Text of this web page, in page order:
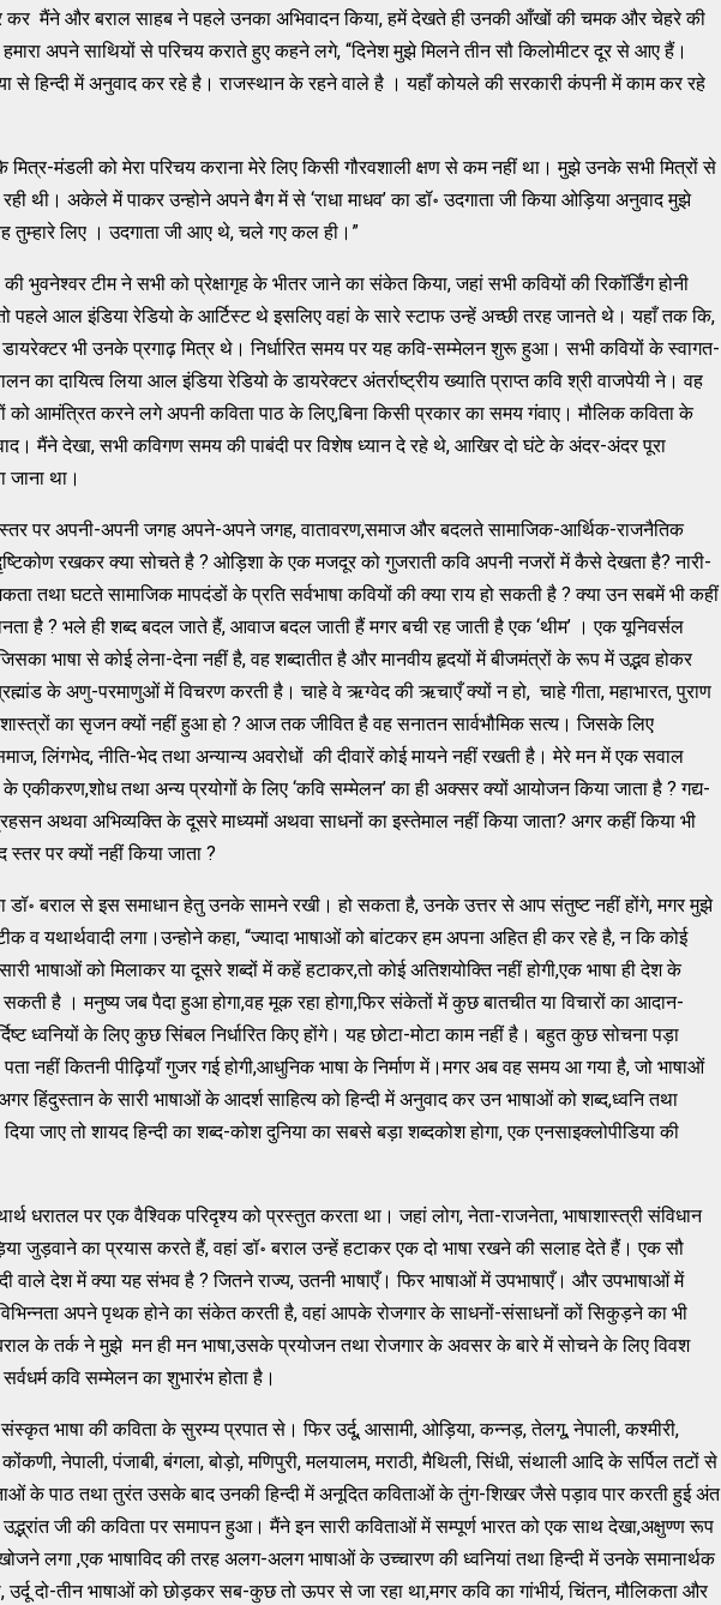
मैंने और बराल साहब ने पहले उनका अभिवादन किया, हमें देखते ही उनकी आँखों की चमक और चेहरे की
अपने साथियों से परिचय कराते हुए कहने लगे, “दिनेश मुझे मिलने तीन सौ किलोमीटर दूर से आए हैं।
से हिन्दी में अनुवाद कर रहे है। राजस्थान के रहने वाले है । यहाँ कोयले की सरकारी कंपनी में काम कर रहे
मित्र-मंडली को मेरा परिचय कराना मेरे लिए किसी गौरवशाली क्षण से कम नहीं था। मुझे उनके सभी मित्रों से
थी। अकेले में पाकर उन्होने अपने बैग में से ‘राधा माधव’ का डॉ॰ उदगाता जी किया ओड़िया अनुवाद मुझे
तुम्हारे लिए । उदगाता जी आए थे, चले गए कल ही।”
भुवनेश्वर टीम ने सभी को प्रेक्षागृह के भीतर जाने का संकेत किया, जहां सभी कवियों की रिकॉर्डिंग होनी
पहले आल इंडिया रेडियो के आर्टिस्ट थे इसलिए वहां के सारे स्टाफ उन्हें अच्छी तरह जानते थे। यहाँ तक कि,
डायरेक्टर भी उनके प्रगाढ़ मित्र थे। निर्धारित समय पर यह कवि-सम्मेलन शुरू हुआ। सभी कवियों के स्वागत-
का दायित्व लिया आल इंडिया रेडियो के डायरेक्टर अंतर्राष्ट्रीय ख्याति प्राप्त कवि श्री वाजपेयी ने। वह
आमंत्रित करने लगे अपनी कविता पाठ के लिए,बिना किसी प्रकार का समय गंवाए। मौलिक कविता के
मैंने देखा, सभी कविगण समय की पाबंदी पर विशेष ध्यान दे रहे थे, आखिर दो घंटे के अंदर-अंदर पूरा
जाना था।
स्तर पर अपनी-अपनी जगह अपने-अपने जगह, वातावरण,समाज और बदलते सामाजिक-आर्थिक-राजनैतिक
रखकर क्या सोचते है ? ओड़िशा के एक मजदूर को गुजराती कवि अपनी नजरों में कैसे देखता है? नारी-
तथा घटते सामाजिक मापदंडों के प्रति सर्वभाषा कवियों की क्या राय हो सकती है ? क्या उन सबमें भी कहीं
है ? भले ही शब्द बदल जाते हैं, आवाज बदल जाती हैं मगर बची रह जाती है एक ‘थीम’ । एक यूनिवर्सल
भाषा से कोई लेना-देना नहीं है, वह शब्दातीत है और मानवीय हृदयों में बीजमंत्रों के रूप में उद्भव होकर
के अणु-परमाणुओं में विचरण करती है। चाहे वे ऋग्वेद की ऋचाएँ क्यों न हो, चाहे गीता, महाभारत, पुराण
का सृजन क्यों नहीं हुआ हो ? आज तक जीवित है वह सनातन सार्वभौमिक सत्य। जिसके लिए
समाज, लिंगभेद, नीति-भेद तथा अन्यान्य अवरोधों की दीवारें कोई मायने नहीं रखती है। मेरे मन में एक सवाल
एकीकरण,शोध तथा अन्य प्रयोगों के लिए ‘कवि सम्मेलन’ का ही अक्सर क्यों आयोजन किया जाता है ? गद्य-
अथवा अभिव्यक्ति के दूसरे माध्यमों अथवा साधनों का इस्तेमाल नहीं किया जाता? अगर कहीं किया भी
स्तर पर क्यों नहीं किया जाता ?
डॉ॰ बराल से इस समाधान हेतु उनके सामने रखी। हो सकता है, उनके उत्तर से आप संतुष्ट नहीं होंगे, मगर मुझे
व यथार्थवादी लगा।उन्होने कहा, “ज्यादा भाषाओं को बांटकर हम अपना अहित ही कर रहे है, न कि कोई
भाषाओं को मिलाकर या दूसरे शब्दों में कहें हटाकर,तो कोई अतिशयोक्ति नहीं होगी,एक भाषा ही देश के
है । मनुष्य जब पैदा हुआ होगा,वह मूक रहा होगा,फिर संकेतों में कुछ बातचीत या विचारों का आदान-
ध्वनियों के लिए कुछ सिंबल निर्धारित किए होंगे। यह छोटा-मोटा काम नहीं है। बहुत कुछ सोचना पड़ा
पता नहीं कितनी पीढ़ियाँ गुजर गई होगी,आधुनिक भाषा के निर्माण में।मगर अब वह समय आ गया है, जो भाषाओं
हिंदुस्तान के सारी भाषाओं के आदर्श साहित्य को हिन्दी में अनुवाद कर उन भाषाओं को शब्द,ध्वनि तथा
जाए तो शायद हिन्दी का शब्द-कोश दुनिया का सबसे बड़ा शब्दकोश होगा, एक एनसाइक्लोपीडिया की
धरातल पर एक वैश्विक परिदृश्य को प्रस्तुत करता था। जहां लोग, नेता-राजनेता, भाषाशास्त्री संविधान
जुड़वाने का प्रयास करते हैं, वहां डॉ॰ बराल उन्हें हटाकर एक दो भाषा रखने की सलाह देते हैं। एक सौ
वाले देश में क्या यह संभव है ? जितने राज्य, उतनी भाषाएँ। फिर भाषाओं में उपभाषाएँ। और उपभाषाओं में
विभिन्नता अपने पृथक होने का संकेत करती है, वहां आपके रोजगार के साधनों-संसाधनों कों सिकुड़ने का भी
के तर्क ने मुझे मन ही मन भाषा,उसके प्रयोजन तथा रोजगार के अवसर के बारे में सोचने के लिए विवश
कवि सम्मेलन का शुभारंभ होता है।
भाषा की कविता के सुरम्य प्रपात से। फिर उर्दू, आसामी, ओड़िया, कन्नड़, तेलगू, नेपाली, कश्मीरी,
कोंकणी, नेपाली, पंजाबी, बंगला, बोड़ो, मणिपुरी, मलयालम, मराठी, मैथिली, सिंधी, संथाली आदि के सर्पिल तटों से
के पाठ तथा तुरंत उसके बाद उनकी हिन्दी में अनूदित कविताओं के तुंग-शिखर जैसे पड़ाव पार करती हुई अंत
उद्भ्रांत जी की कविता पर समापन हुआ। मैंने इन सारी कविताओं में सम्पूर्ण भारत को एक साथ देखा,अक्षुण्ण रूप
लगा ,एक भाषाविद की तरह अलग-अलग भाषाओं के उच्चारण की ध्वनियां तथा हिन्दी में उनके समानार्थक
उर्दू दो-तीन भाषाओं को छोड़कर सब-कुछ तो ऊपर से जा रहा था,मगर कवि का गांभीर्य, चिंतन, मौलिकता और